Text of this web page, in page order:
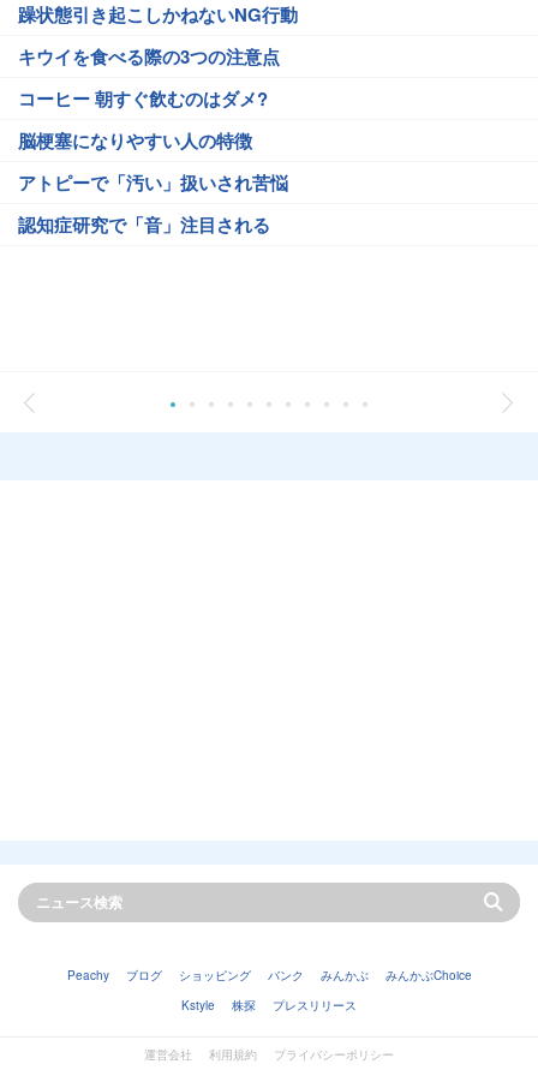
躁状態引き起こしかねないNG行動
キウイを食べる際の3つの注意点
コーヒー 朝すぐ飲むのはダメ?
脳梗塞になりやすい人の特徴
アトピーで「汚い」扱いされ苦悩
認知症研究で「音」注目される
Peachy ブログ ショッピング バンク みんかぶ
みんかぶChoice
Kstyle
株探 プレスリリース
運営会社 利用規約 プライバシーポリシー